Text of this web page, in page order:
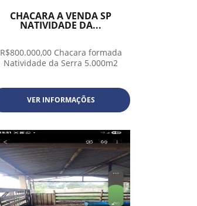
CHACARA A VENDA SP
NATIVIDADE DA...
R$800.000,00 Chacara formada
Natividade da Serra 5.000m2
VER INFORMAÇÕES